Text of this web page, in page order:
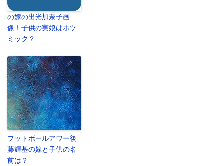
の嫁の出光加奈子画
像！子供の実娘はホツ
ミック？
フットボールアワー後
藤輝基の嫁と子供の名
前は？